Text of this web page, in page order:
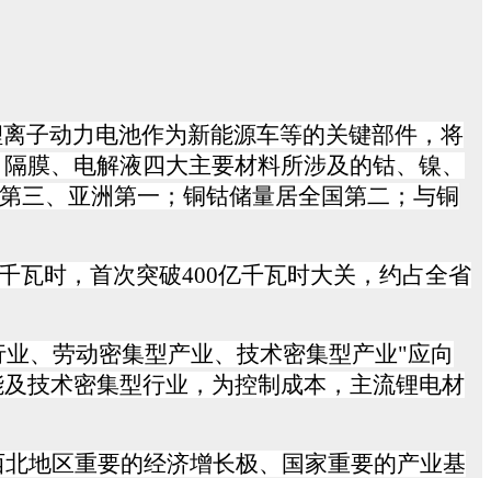
子动力电池作为新能源车等的关键部件，将
膜、电解液四大主要材料所涉及的钴、镍、
三、亚洲第一；铜钴储量居全国第二；与铜
瓦时，首次突破400亿千瓦时大关，约占全省
、劳动密集型产业、技术密集型产业"应向
技术密集型行业，为控制成本，主流锂电材
地区重要的经济增长极、国家重要的产业基